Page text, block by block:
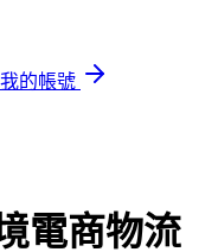
我的帳號
電商物流